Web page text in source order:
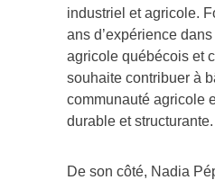
industriel et agricole.
ans d’expérience
agricole québécois et
souhaite contribuer à
communauté agricole
durable et structurante.
De son côté, Nadia